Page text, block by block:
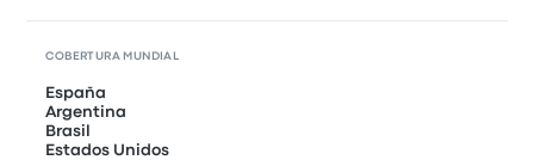
COBERTURA MUNDIAL
España
Argentina
Brasil
Estados Unidos